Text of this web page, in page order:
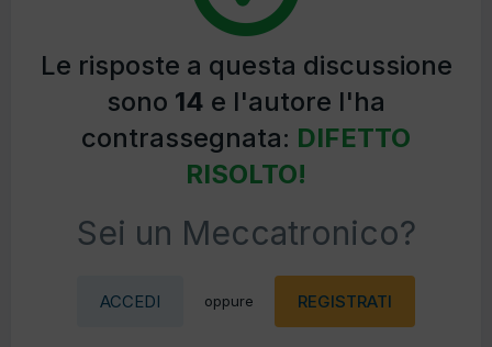
Le risposte a questa discussione
sono 14 e l'autore l'ha
contrassegnata: DIFETTO
RISOLTO!
Sei un Meccatronico?
ACCEDI oppure REGISTRATI